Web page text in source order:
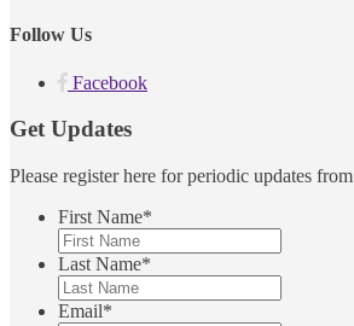
Follow Us
Facebook
Get Updates
Please register here for periodic updates
First Name*
Last Name*
Email*